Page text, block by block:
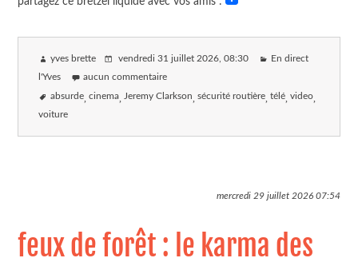
yves brette vendredi 31 juillet 2026 , 08:30 En direct
l'Yves aucun commentaire
absurde cinema Jeremy Clarkson sécurité routière télé video
voiture
mercredi 29 juillet 202607:54
feux de forêt : le karma des